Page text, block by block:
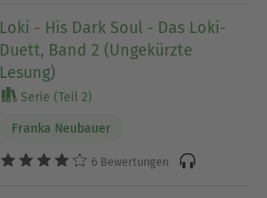
Loki - His Dark Soul - Das Loki-
Duett, Band 2 (Ungekürzte
Lesung)
Serie (Teil 2)
Franka Neubauer
6 Bewertungen